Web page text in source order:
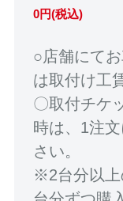
0円(税込)
○店舗にて
は取付け工
〇取付チケ
時は、1注
さい。
※2台分以上